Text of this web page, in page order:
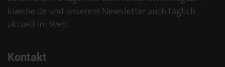
kueche.de und unserem Newsletter auch täglich
aktuell im Web.
Kontakt